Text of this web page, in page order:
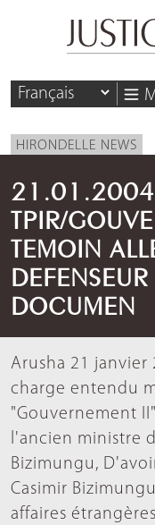
HIRONDELLE NEWS
TPIR/
TEMOIN
DOCUMEN
Arusha 21 janvier
charge entendu
"Gouvernement
l'ancien ministre
Bizimungu,
Casimir
affaires